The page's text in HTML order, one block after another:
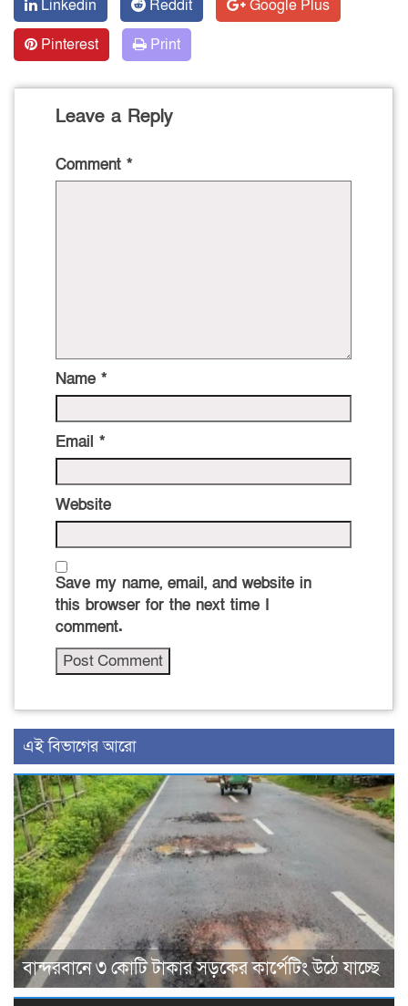
Linkedin
Reddit
Google Plus
Pinterest
Print
Leave a Reply
Comment *
Name *
Email *
Website
Save my name, email, and website in
this browser for the next time I
comment.
এই বিভাগের আরো
বান্দরবানে ৩ কোটি টাকার সড়কের কার্পেটিং উঠে যাচ্ছে